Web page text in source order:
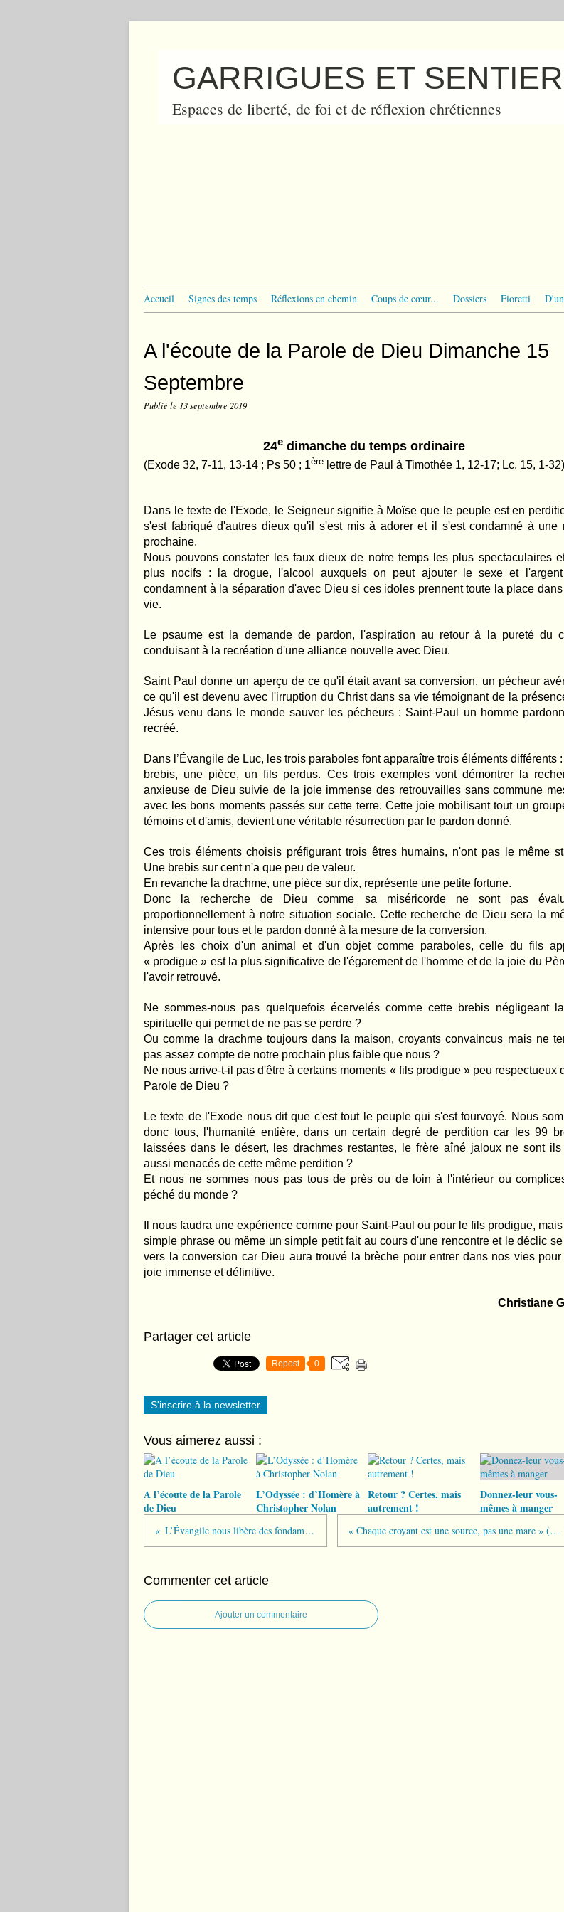
GARRIGUES ET
Espaces de liberté, de foi et de réflexion chrétiennes
Accueil Signes des temps Réflexions en chemin Coups de cœur... Dossiers Fioretti
A l'écoute de la Parole de Dieu Dimanche 15
Septembre
Publié le 13 septembre 2019
24e dimanche du temps ordinaire
(Exode 32, 7-11, 13-14 ; Ps 50 ; 1ère lettre de Paul à Timothée 1, 12-17; Lc. 15, 1-32)
Dans le texte de l'Exode, le Seigneur signifie à Moïse que le peuple est en
s'est fabriqué d'autres dieux qu'il s'est mis à adorer et il s'est condamné à une
prochaine.
Nous pouvons constater les faux dieux de notre temps les plus spectaculaires
plus nocifs : la drogue, l'alcool auxquels on peut ajouter le sexe et
condamnent à la séparation d'avec Dieu si ces idoles prennent toute la place
vie.
Le psaume est la demande de pardon, l'aspiration au retour à la pureté du
conduisant à la recréation d'une alliance nouvelle avec Dieu.
Saint Paul donne un aperçu de ce qu'il était avant sa conversion, un pécheur
ce qu'il est devenu avec l'irruption du Christ dans sa vie témoignant de la
Jésus venu dans le monde sauver les pécheurs : Saint-Paul un homme
recréé.
Dans l’Évangile de Luc, les trois paraboles font apparaître trois éléments différents
brebis, une pièce, un fils perdus. Ces trois exemples vont démontrer la
anxieuse de Dieu suivie de la joie immense des retrouvailles sans commune
avec les bons moments passés sur cette terre. Cette joie mobilisant tout un
témoins et d'amis, devient une véritable résurrection par le pardon donné.
Ces trois éléments choisis préfigurant trois êtres humains, n'ont pas le même
Une brebis sur cent n'a que peu de valeur.
En revanche la drachme, une pièce sur dix, représente une petite fortune.
Donc la recherche de Dieu comme sa miséricorde ne sont pas
proportionnellement à notre situation sociale. Cette recherche de Dieu sera la
intensive pour tous et le pardon donné à la mesure de la conversion.
Après les choix d'un animal et d'un objet comme paraboles, celle du fils
« prodigue » est la plus significative de l'égarement de l'homme et de la joie du
l'avoir retrouvé.
Ne sommes-nous pas quelquefois écervelés comme cette brebis négligeant
spirituelle qui permet de ne pas se perdre ?
Ou comme la drachme toujours dans la maison, croyants convaincus mais ne
pas assez compte de notre prochain plus faible que nous ?
Ne nous arrive-t-il pas d'être à certains moments « fils prodigue » peu respectueux
Parole de Dieu ?
Le texte de l'Exode nous dit que c'est tout le peuple qui s'est fourvoyé. Nous
donc tous, l'humanité entière, dans un certain degré de perdition car les 99
laissées dans le désert, les drachmes restantes, le frère aîné jaloux ne sont
aussi menacés de cette même perdition ?
Et nous ne sommes nous pas tous de près ou de loin à l'intérieur ou
péché du monde ?
Il nous faudra une expérience comme pour Saint-Paul ou pour le fils prodigue,
simple phrase ou même un simple petit fait au cours d'une rencontre et le déclic se
vers la conversion car Dieu aura trouvé la brèche pour entrer dans nos vies
joie immense et définitive.
Christiane
Partager cet article
Repost 0
S'inscrire à la newsletter
Vous aimerez aussi :
A l’écoute de la Parole
de Dieu
L’Odyssée : d’Homère à
Christopher Nolan
Retour ? Certes, mais
autrement !
Donnez-leur vous-
mêmes à manger
L’Évangile nous libère des fondamentalismes « Chaque croyant est une source, pas une mare » (Albert Rouet)
Commenter cet article
Ajouter un commentaire